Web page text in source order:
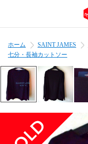
ホーム SAINT JAMES
七分・長袖カットソー